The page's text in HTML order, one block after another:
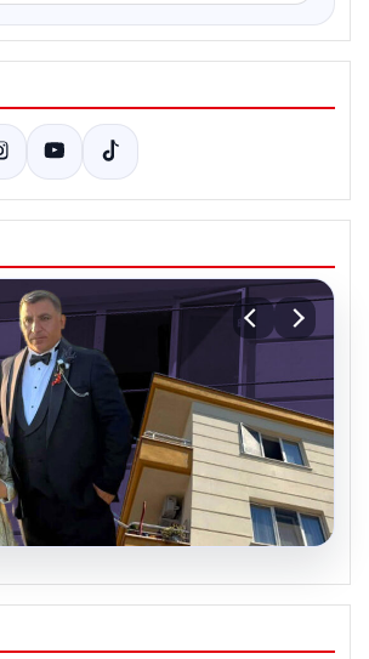
böcek ilaçlaması felakete
öldü, annesi yoğun